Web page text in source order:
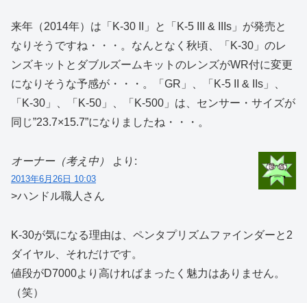
来年（2014年）は「K-30 II」と「K-5 III & IIIs」が発売と
なりそうですね・・・。なんとなく秋頃、「K-30」のレ
ンズキットとダブルズームキットのレンズがWR付に変更
になりそうな予感が・・・。「GR」、「K-5 II & IIs」、
「K-30」、「K-50」、「K-500」は、センサー・サイズが
同じ”23.7×15.7”になりましたね・・・。
オーナー（考え中） より:
2013年6月26日 10:03
>ハンドル職人さん
K-30が気になる理由は、ペンタプリズムファインダーと2
ダイヤル、それだけです。
値段がD7000より高ければまったく魅力はありません。
（笑）